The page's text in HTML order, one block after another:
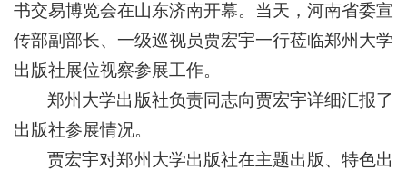
书交易博览会在山东济南开幕。当天，河南省委宣
传部副部长、一级巡视员贾宏宇一行莅临郑州大学
出版社展位视察参展工作。
郑州大学出版社负责同志向贾宏宇详细汇报了
出版社参展情况。
贾宏宇对郑州大学出版社在主题出版、特色出